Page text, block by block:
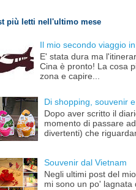
più letti nell'ultimo mese
Il mio secondo viaggio
E' stata dura ma
Cina è pronto! La cosa
zona e capire...
Di shopping, souvenir
Dopo aver scritto il
momento di passare
divertenti) che
Souvenir dal Vietnam
Negli ultimi post del
mi sono un po' lagnata